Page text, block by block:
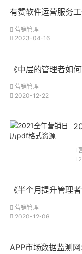
有赞软件运营服务
营销管理
2023-04-16
《中层的管理者如
营销管理
2020-12-22
《半个月提升管理
营销管理
2020-12-06
APP市场数据监测